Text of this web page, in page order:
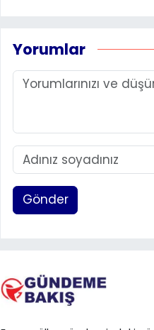
Yorumlar
Gönder